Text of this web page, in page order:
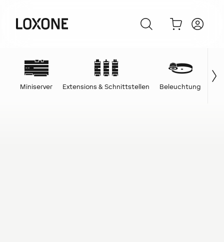
Miniserver Extensions & Schnittstellen Beleuchtung